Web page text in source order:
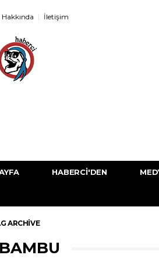
Hakkında İletişim
HABERCI'DEN
ARCHIVE